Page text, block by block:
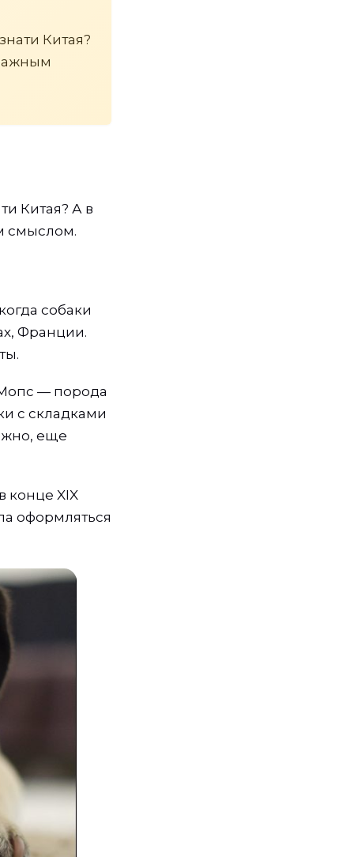
Китая?
Китая? А в
смыслом.
собаки
Франции.
— порода
с складками
еще
конце XIX
оформляться